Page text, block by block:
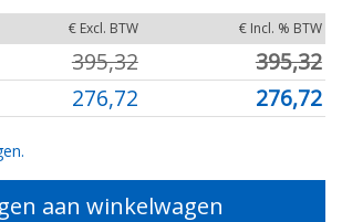
€ Excl. BTW € Incl. % BTW
395,32 395,32
276,72 276,72
aan winkelwagen